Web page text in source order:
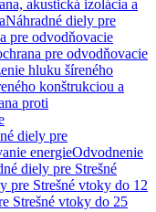
akustická izolácia a
Náhradné diely pre
pre odvodňovacie
pre odvodňovacie
hluku šíreného
konštrukciou a
proti
diely pre
energieOdvodnenie
diely pre Strešné
pre Strešné vtoky do 12
Strešné vtoky do 25